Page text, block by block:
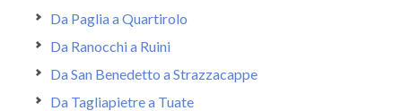
Da Paglia a Quartirolo
Da Ranocchi a Ruini
Da San Benedetto a Strazzacappe
Da Tagliapietre a Tuate